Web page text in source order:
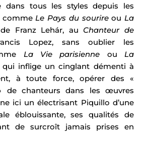
dans tous les styles depuis les
commeLe Pays du sourireou La
Franz Lehár, au Chanteur de
Lopez, sans oublier les
La Vie parisienne ouLa
qui inflige un cinglant démenti à
à toute force, opérer des «
de chanteurs dans les œuvres
ici un électrisant Piquillo d’une
éblouissante, ses qualités de
de surcroît jamais prises en